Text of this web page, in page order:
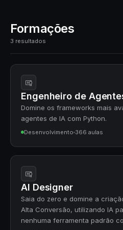
Formações
3 resultados
Engenheiro de
Domine os frameworks mais
agentes de IA com Python.
Desenvolvimento 366 aulas
AI Designer
Saia do zero e domine a
Alta Conversão, utilizando IA
nenhuma ferramenta padrão